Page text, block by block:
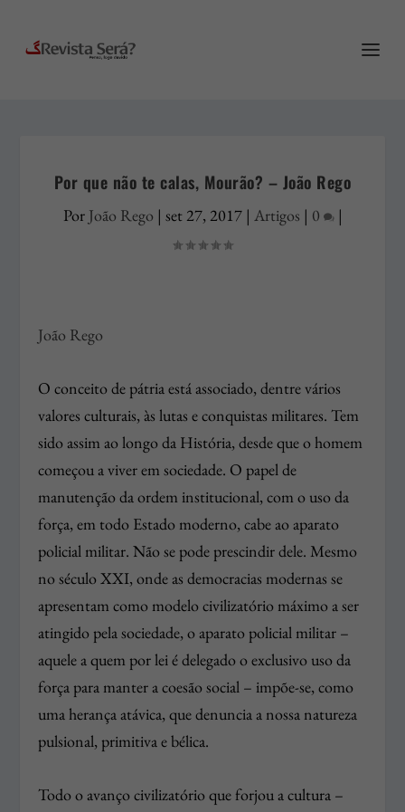
Por que não te calas, Mourão? – João Rego
Por João Rego | set 27, 2017| Artigos | 0 |
João Rego
O conceito de pátria está associado, dentre vários
valores culturais, às lutas e conquistas militares. Tem
sido assim ao longo da História, desde que o homem
começou a viver em sociedade. O papel de
manutenção da ordem institucional, com o uso da
força, em todo Estado moderno, cabe ao aparato
policial militar. Não se pode prescindir dele. Mesmo
no século XXI, onde as democracias modernas se
apresentam como modelo civilizatório máximo a ser
atingido pela sociedade, o aparato policial militar –
aquele a quem por lei é delegado o exclusivo uso da
força para manter a coesão social – impõe-se, como
uma herança atávica, que denuncia a nossa natureza
pulsional, primitiva e bélica.
Todo o avanço civilizatório que forjou a cultura –